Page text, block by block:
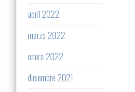
abril 2022
marzo 2022
enero 2022
diciembre 2021